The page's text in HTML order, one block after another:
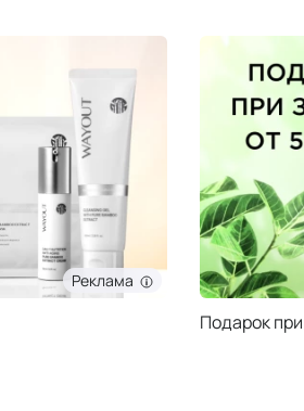
Подарок при заказе от 5000 ₽